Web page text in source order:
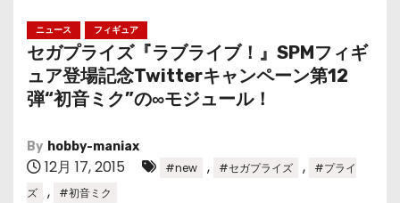
ニュース フィギュア
セガプライズ『ラブライブ！』SPMフィギ
ュア登場記念Twitterキャンペーン第12
弾“初音ミク”の∞モジュール！
By hobby-maniax
12月 17, 2015 #new , #セガプライズ ,
#プライ
ズ
, #初音ミク